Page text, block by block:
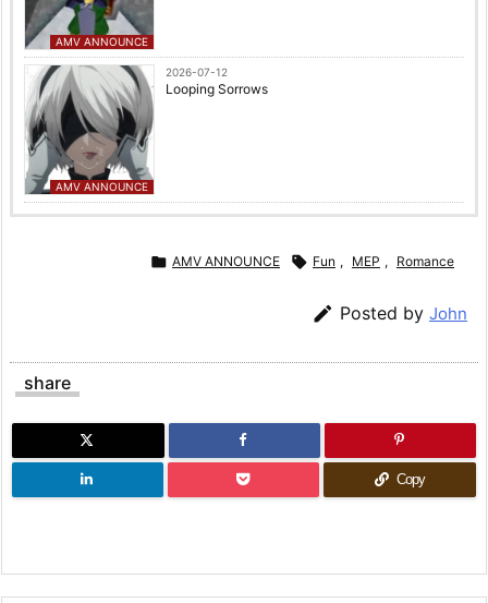
AMV ANNOUNCE
AMV ANNOUNCE
2026-07-12
Looping Sorrows
 AMV ANNOUNCE  Fun , MEP , Romance
 Posted by John
share
Copy